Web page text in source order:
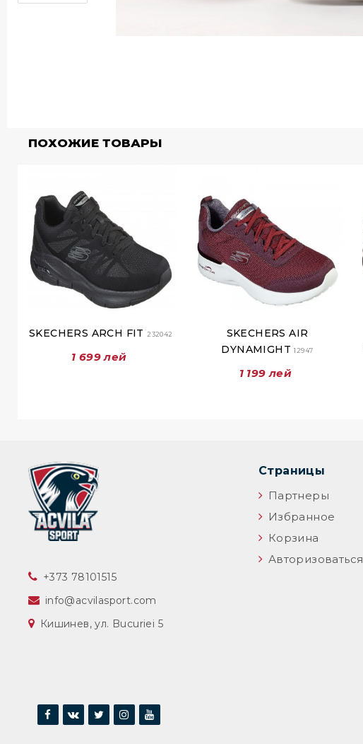
ПОХОЖИЕ ТОВАРЫ
SKECHERS ARCH FIT232042
1 699 лей
SKECHERS AIR
DYNAMIGHT12947
1 199 лей
‎+373 78101515
info@acvilasport.com
Кишинев, ул. Bucuriei 5
Страницы
Партнеры
Избранное
Корзина
Авторизоваться